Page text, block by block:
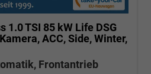
1.0 TSI 85 kW Life DSG
ACC, Side, Winter,
Frontantrieb